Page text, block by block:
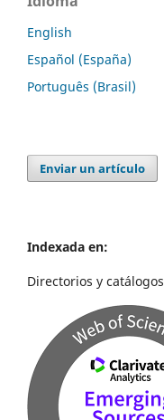
English
Español (España)
Português (Brasil)
Enviar un artículo
Indexada en:
Directorios y catálogos